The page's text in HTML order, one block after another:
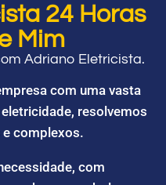
24 Horas
Mim
Adriano Eletricista.
com uma vasta
resolvemos
complexos.
com